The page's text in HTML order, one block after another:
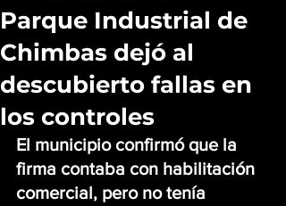
Parque Industrial de
Chimbas dejó al
descubierto fallas en
los controles
El municipio confirmó que la
firma contaba con habilitación
comercial, pero no tenía